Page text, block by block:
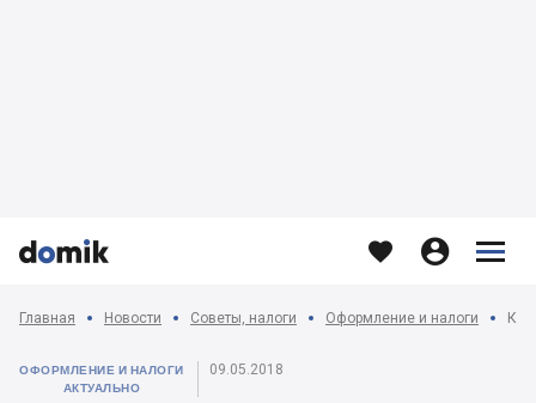


   


Главная Новости Советы, налоги Оформление и налоги
ОФОРМЛЕНИЕ И НАЛОГИ
АКТУАЛЬНО
09.05.2018